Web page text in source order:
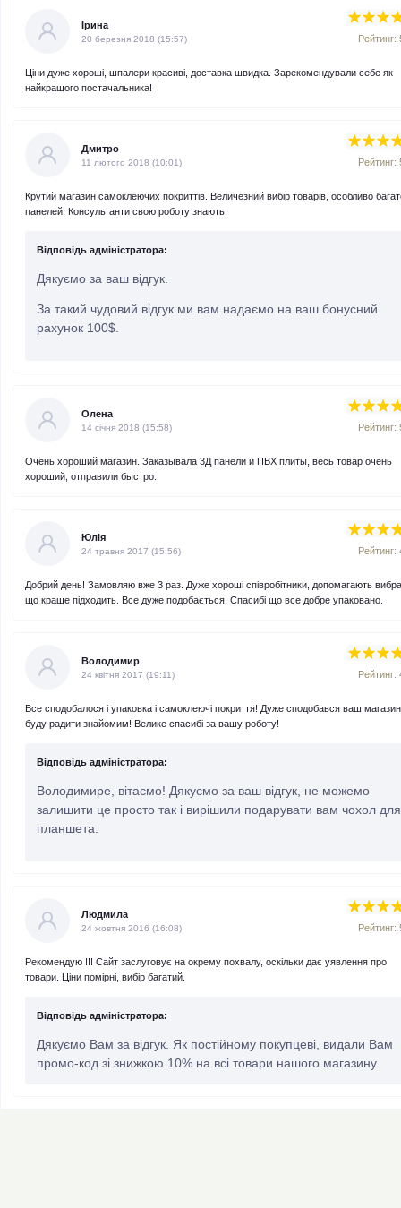
Ірина
20 березня 2018 (15:57) Рейтинг:
Ціни дуже хороші, шпалери красиві, доставка швидка. Зарекомендували себе як
найкращого постачальника!
Дмитро
11 лютого 2018 (10:01) Рейтинг:
Крутий магазин самоклеючих покриттів. Величезний вибір товарів, особливо
панелей. Консультанти свою роботу знають.
Відповідь адміністратора:
Дякуємо за ваш відгук.
За такий чудовий відгук ми вам надаємо на ваш бонусний
рахунок 100$.
Олена
14 cічня 2018 (15:58) Рейтинг:
Очень хороший магазин. Заказывала 3Д панели и ПВХ плиты, весь товар очень
хороший, отправили быстро.
Юлія
24 травня 2017 (15:56) Рейтинг:
Добрий день! Замовляю вже 3 раз. Дуже хороші співробітники, допомагають
що краще підходить. Все дуже подобається. Спасибі що все добре упаковано.
Володимир
24 квітня 2017 (19:11) Рейтинг:
Все сподобалося і упаковка і самоклеючі покриття! Дуже сподобався ваш магазин
буду радити знайомим! Велике спасибі за вашу роботу!
Відповідь адміністратора:
Володимире, вітаємо! Дякуємо за ваш відгук, не можемо
залишити це просто так і вирішили подарувати вам чохол для
планшета.
Людмила
24 жовтня 2016 (16:08) Рейтинг:
Рекомендую !!! Сайт заслуговує на окрему похвалу, оскільки дає уявлення про
товари. Ціни помірні, вибір багатий.
Відповідь адміністратора:
Дякуємо Вам за відгук. Як постійному покупцеві, видали Вам
промо-код зі знижкою 10% на всі товари нашого магазину.